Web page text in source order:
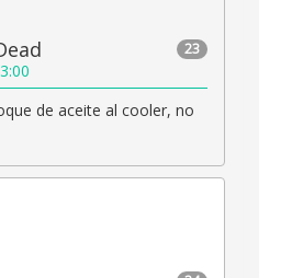
23
de aceite al cooler, no